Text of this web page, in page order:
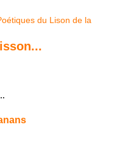
du Lison de la